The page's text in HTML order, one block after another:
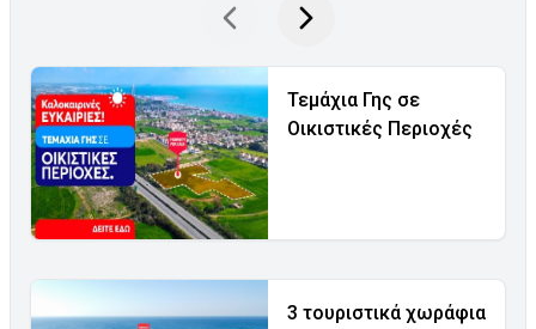
Τεμάχια Γης σε
Οικιστικές Περιοχές
3 τουριστικά χωράφια